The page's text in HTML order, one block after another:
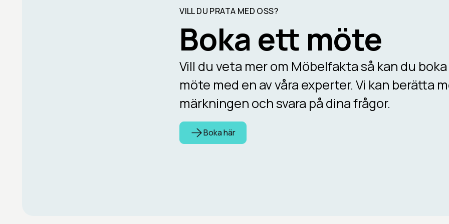
VILL DU PRATA MED OSS?
Boka ett möte
Vill du veta mer om Möbelfakta så kan du
möte med en av våra experter. Vi kan berätta
märkningen och svara på dina frågor.
Boka här